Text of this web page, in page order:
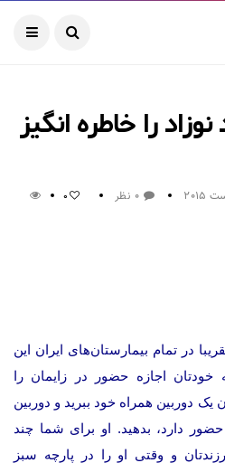
را خاطره انگیز
0 نظر 0
در تمام بیمارستان‌های ایران این
خودتان اجازه حضور در زایمان را
یک دوربین همراه خود ببرید و دوربین
دارد، بدهید. او برای شما چند
و وقتی او را در پارچه سبز